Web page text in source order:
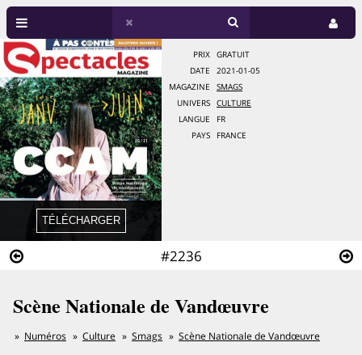
#2236
PRIX
GRATUIT
DATE
2021-01-05
MAGAZINE
SMAGS
UNIVERS
CULTURE
LANGUE
FR
PAYS
FRANCE
Scène Nationale de Vandœuvre
Numéros Culture Smags Scène Nationale de Vandœuvre